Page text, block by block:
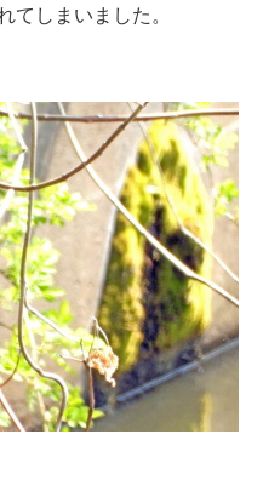
てしまいました。